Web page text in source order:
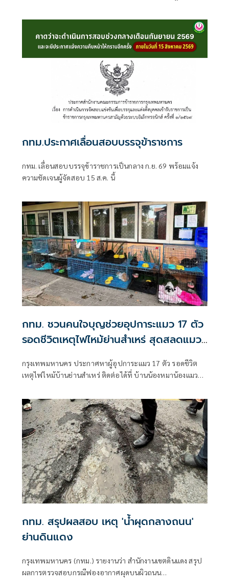
เกิดเพลิงไหม้ครั้งนี้ไม่ใช่โศกนาฏกรรมที่สลดสยองครั้งแรกของ
ประเทศไทย แต่เคยเกิดมีขึ้นมาแล้วจากกรณีเพลิงไหม้พับดัง
ย่านสุขุมวิท และหากหน่วยงานที่เกี่ยวข้องยังขาดมาตรการ
กทม.ประกาศเลื่อนสอบบรรจุข้าราชการ
กทม. เลื่อนสอบบรรจุข้าราชการเป็นกลาง ก.ย. 69 พร้อมแจ้ง
ความชัดเจนผู้จัดสอบ 15 ส.ค. นี้
กทม. ชวนคนใจบุญช่วยอุปการะแมว 17 ตัว
รอดชีวิตเหตุไฟไหม้ย่านสำเหร่ สุดสลดแมว
กรุงเทพมหานคร ประกาศหาผู้อุปการะแมว 17 ตัว รอดชีวิต
เหตุไฟไหม้บ้านย่านสำเหร่ ติดต่อได้ที่ บ้านน้องหมาน้องแมว
กทม. สรุปผลสอบ เหตุ 'น้ำผุดกลางถนน'
ย่านดินแดง
กรุงเทพมหานคร (กทม.) รายงานว่า สำนักงานเขตดินแดง สรุป
ผลการตรวจสอบกรณีฟองอากาศผุดบนผิวถนน